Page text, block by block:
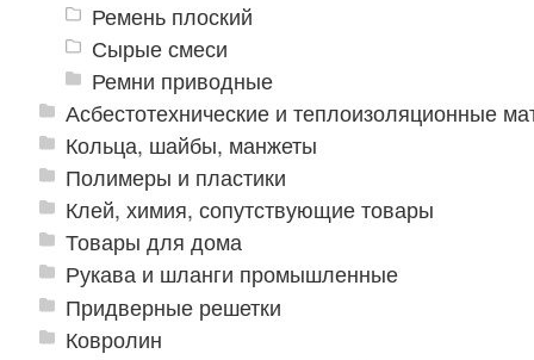
Ремень плоский
Сырые смеси
Ремни приводные
Асбестотехнические и теплоизоляционные
Кольца, шайбы, манжеты
Полимеры и пластики
Клей, химия, сопутствующие товары
Товары для дома
Рукава и шланги промышленные
Придверные решетки
Ковролин